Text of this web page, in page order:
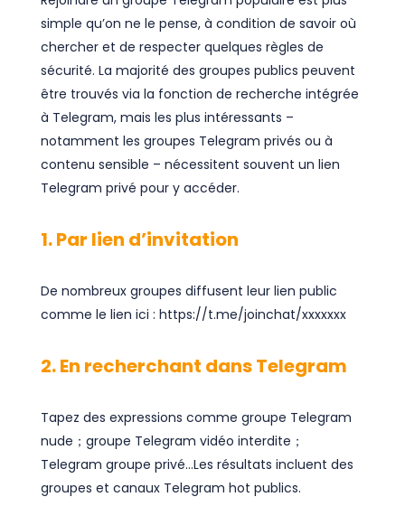
simple qu’on ne le pense, à condition de savoir où
chercher et de respecter quelques règles de
sécurité. La majorité des groupes publics peuvent
être trouvés via la fonction de recherche intégrée
à Telegram, mais les plus intéressants –
notamment les groupes Telegram privés ou à
contenu sensible – nécessitent souvent un lien
Telegram privé pour y accéder.
1. Par lien d’invitation
De nombreux groupes diffusent leur lien public
comme le lien ici : https://t.me/joinchat/xxxxxxx
2. En recherchant dans Telegram
Tapez des expressions comme groupe Telegram
nude；groupe Telegram vidéo interdite；
Telegram groupe privé...Les résultats incluent des
groupes et canaux Telegram hot publics.